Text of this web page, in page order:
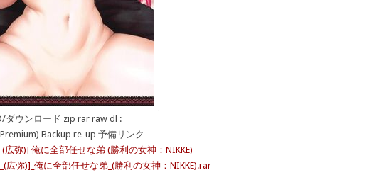
ダウンロード zip rar raw dl :
Backup re-up 予備リンク
広弥)] 俺に全部任せな弟 (勝利の女神：NIKKE)
広弥)]_俺に全部任せな弟_(勝利の女神：NIKKE).rar